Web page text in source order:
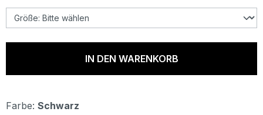
IN DEN WARENKORB
Farbe: Schwarz